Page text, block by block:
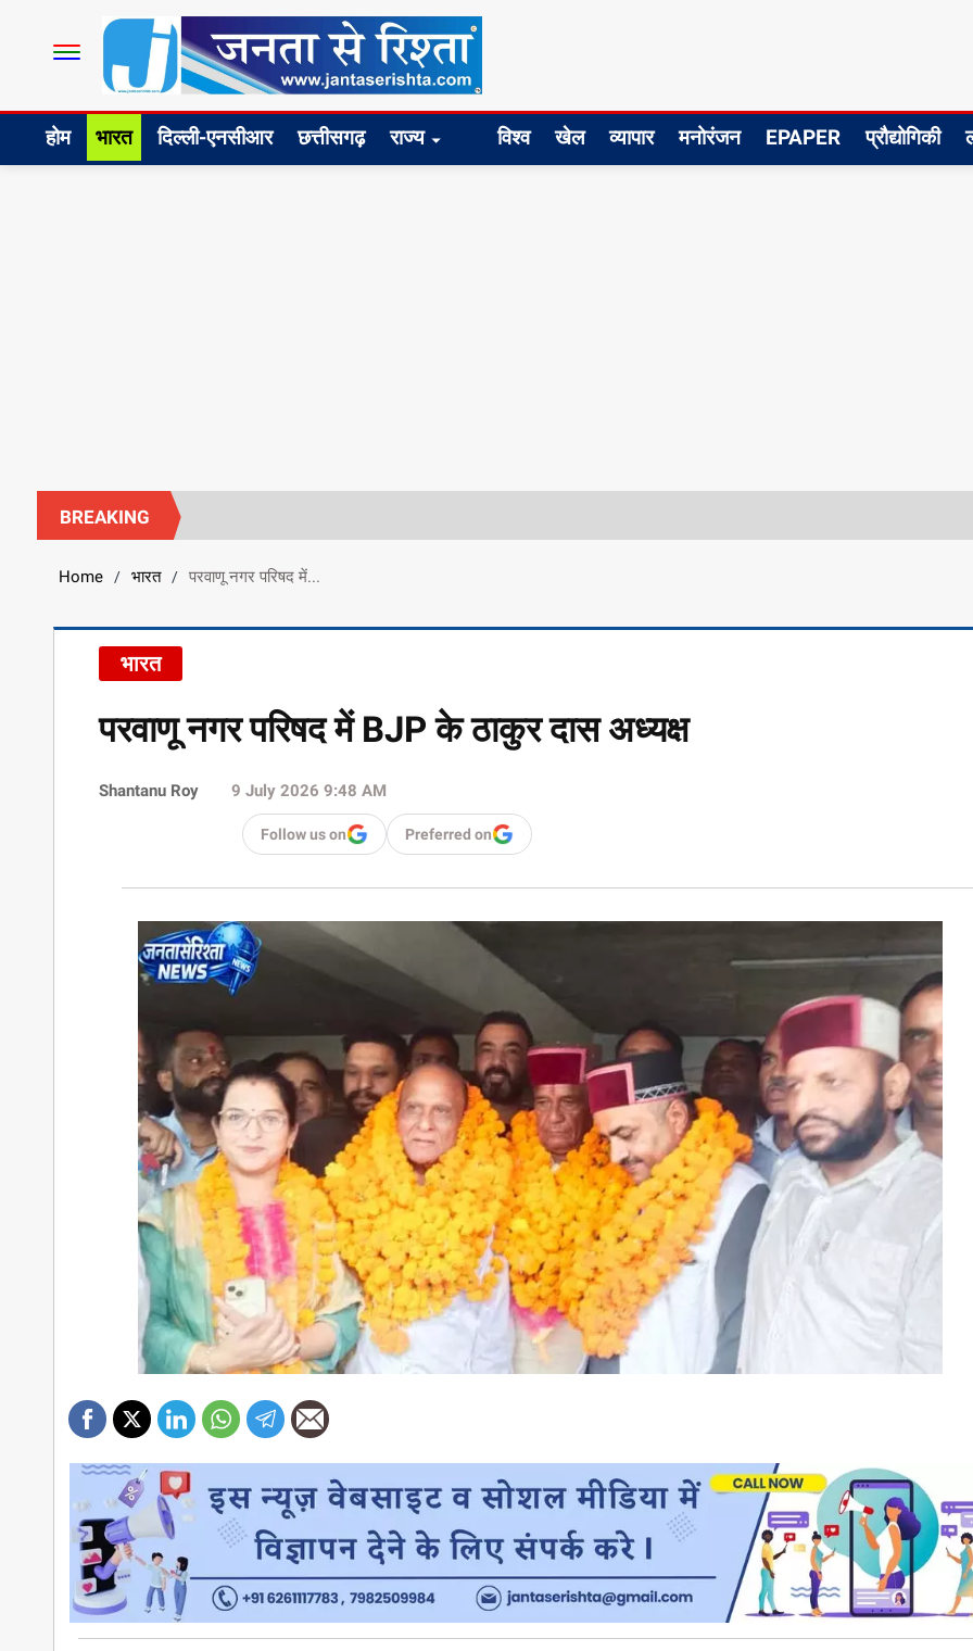
होम भारत दिल्ली-एनसीआर छत्तीसगढ़ राज्य विश्व खेल व्यापार मनोरंजन EPAPER प्रौद्योगिकी
BREAKING
Home / भारत / परवाणू नगर परिषद में...
भारत
परवाणू नगर परिषद में BJP के ठाकुर दास अध्यक्ष
Shantanu Roy 9 July 2026 9:48 AM
Follow us on Preferred on